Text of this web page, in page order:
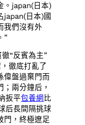
。japan(日本)
japan(日本)國
我們沒有外
”
“反賓為主”
徹底打亂了
偉盤過棄門而
兩分鐘后，
扳平包養網比
后長間隔挑球
門，終極遼足